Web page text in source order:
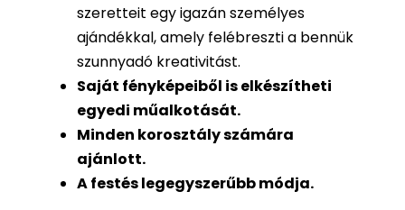
szeretteit egy igazán személyes
ajándékkal, amely felébreszti a bennük
szunnyadó kreativitást.
Saját fényképeiből iselkészítheti
egyedi műalkotását.
Minden korosztály számára
ajánlott.
A festés legegyszerűbb módja.